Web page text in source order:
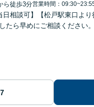
ら徒歩3分営業時間：
日相談可】【松戸駅東口よ
たら早めにご相談ください